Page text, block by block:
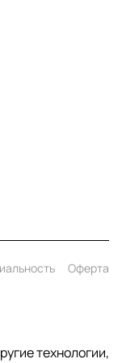
Оферта
технологии,